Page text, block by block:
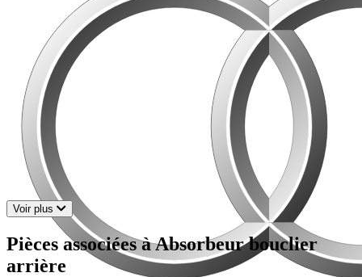
Voir plus
Pièces associées à Absorbeur bouclier
arrière